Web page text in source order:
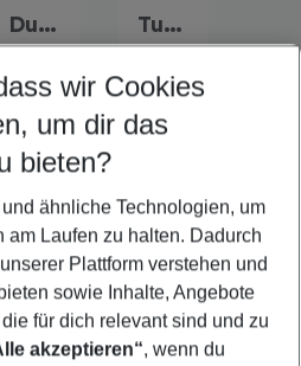
Dubai Flug & Hotel Tunesien Flug & Hotel
wir Cookies
um dir das
bieten?
ähnliche Technologien, um
am Laufen zu halten. Dadurch
Plattform verstehen und
sowie Inhalte, Angebote
für dich relevant sind und zu
akzeptieren“, wenn du